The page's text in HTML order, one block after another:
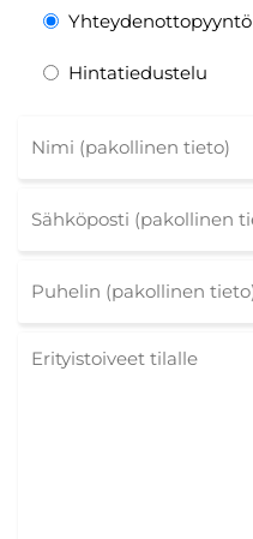
Yhteydenottopyyntö
Hintatiedustelu